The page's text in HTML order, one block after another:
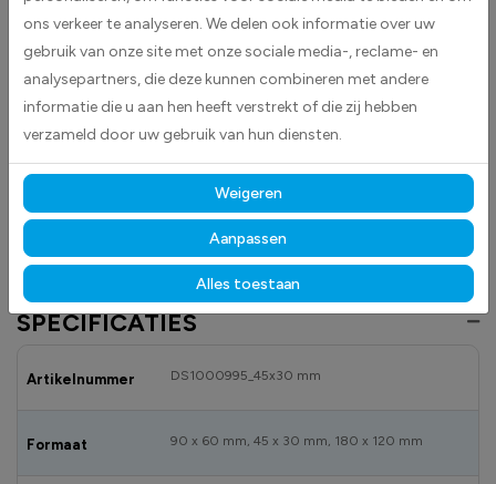
herkenbare vlag van Groningen en is eenvoudig aan te brengen op
gladde oppervlakken zoals auto’s, laptops en koffers.
Gemaakt van hoogwaardige high-tack folie, hecht deze sticker
betrouwbaar op vrijwel elk oppervlak.Dankzij de duurzame
materialen blijft hij langdurig mooi en goed leesbaar, zowel binnen als
buiten bestand tegen licht, vocht en dagelijks gebruik.
Bekijk ook onze andere vlagstickers
professioneel te markeren.
SPECIFICATIES
Artikelnummer DS1000995_45x30 mm
Formaat 90 x 60 mm, 45 x 30 mm, 180 x 120 mm
ons verkeer te analyseren. We delen ook informatie over uw
gebruik van onze site met onze sociale media-, reclame- en
analysepartners, die deze kunnen combineren met andere
informatie die u aan hen heeft verstrekt of die zij hebben
verzameld door uw gebruik van hun diensten.
Weigeren
Aanpassen
Alles toestaan